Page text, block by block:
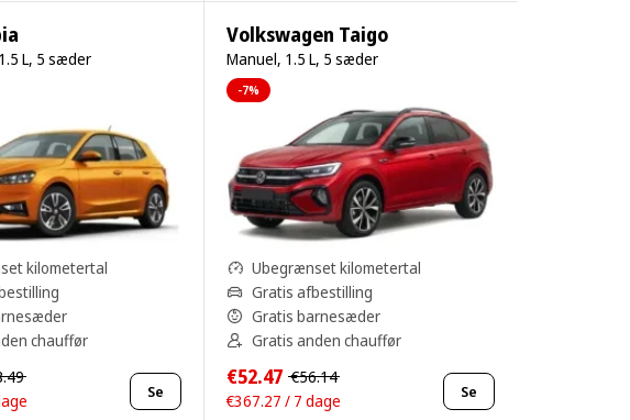
L, 5 sæder
kilometertal
chauffør
Se
Volkswagen Taigo
Manuel, 1.5 L, 5 sæder
-7%
Ubegrænset kilometertal
Gratis afbestilling
Gratis barnesæder
Gratis anden chauffør
€52.47 €56.14
€367.27 / 7 dage
Se